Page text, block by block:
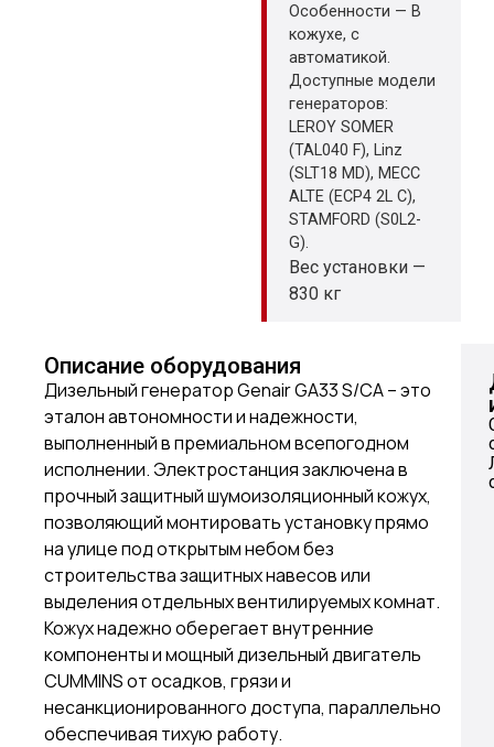
Особенности — В
кожухе, с
автоматикой.
Доступные модели
генераторов:
LEROY SOMER
(TAL040 F), Linz
(SLT18 MD), MECC
ALTE (ECP4 2L C),
STAMFORD (S0L2-
G).
Вес установки —
830 кг
Описание оборудования
Дизельный генератор Genair GA33 S/CA – это
эталон автономности и надежности,
выполненный в премиальном всепогодном
исполнении. Электростанция заключена в
прочный защитный шумоизоляционный кожух,
позволяющий монтировать установку прямо
на улице под открытым небом без
строительства защитных навесов или
выделения отдельных вентилируемых комнат.
Кожух надежно оберегает внутренние
компоненты и мощный дизельный двигатель
CUMMINS от осадков, грязи и
несанкционированного доступа, параллельно
обеспечивая тихую работу.